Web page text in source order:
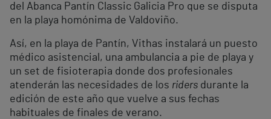
del Abanca Pantín Classic Galicia Pro que se disputa
en la playa homónima de Valdoviño.
Así, en la playa de Pantín, Vithas instalará un puesto
médico asistencial, una ambulancia a pie de playa y
un set de fisioterapia donde dos profesionales
atenderán las necesidades de los riders durante la
edición de este año que vuelve a sus fechas
habituales de finales de verano.